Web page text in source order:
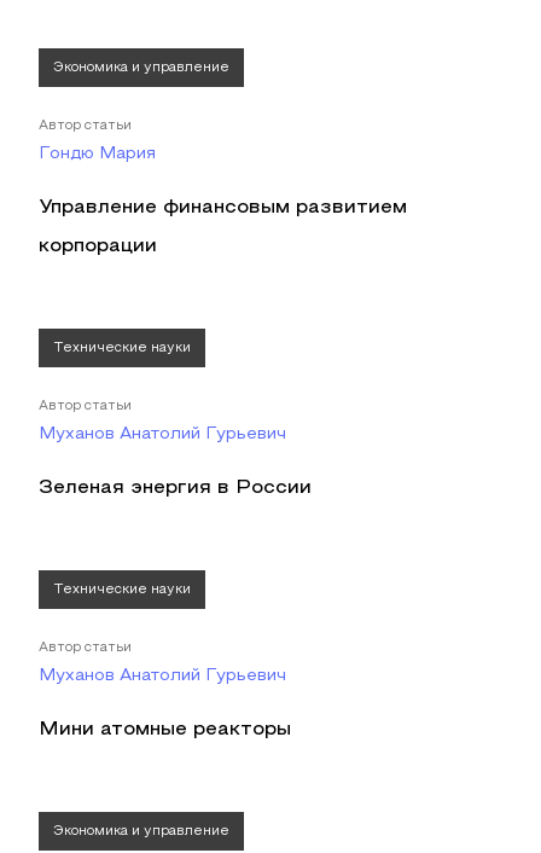
Экономика и управление
Автор статьи
Гондю Мария
Управление финансовым развитием
корпорации
Технические науки
Автор статьи
Муханов Анатолий Гурьевич
Зеленая энергия в России
Технические науки
Автор статьи
Муханов Анатолий Гурьевич
Мини атомные реакторы
Экономика и управление